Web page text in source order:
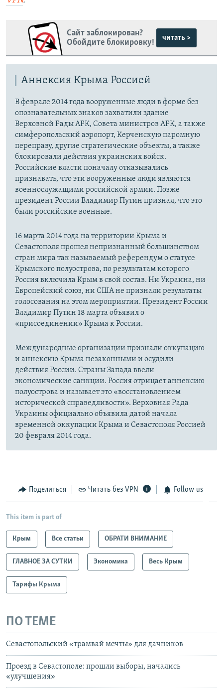
Сайт заблокирован?
Обойдите блокировку!
читать >
Аннексия Крыма Россией
В феврале 2014 года вооруженные люди в форме без
опознавательных знаков захватили здание
Верховной Рады АРК, Совета министров АРК, а также
симферопольский аэропорт, Керченскую паромную
переправу, другие стратегические объекты, а также
блокировали действия украинских войск.
Российские власти поначалу отказывались
признавать, что эти вооруженные люди являются
военнослужащими российской армии. Позже
президент России Владимир Путин признал, что это
были российские военные.
16 марта 2014 года на территории Крыма и
Севастополя прошел непризнанный большинством
стран мира так называемый референдум о статусе
Крымского полуострова, по результатам которого
Россия включила Крым в свой состав. Ни Украина, ни
Европейский союз, ни США не признали результаты
голосования на этом мероприятии. Президент России
Владимир Путин 18 марта объявил о
«присоединении» Крыма к России.
Международные организации признали оккупацию
и аннексию Крыма незаконными и осудили
действия России. Страны Запада ввели
экономические санкции. Россия отрицает аннексию
полуострова и называет это «восстановлением
исторической справедливости». Верховная Рада
Украины официально объявила датой начала
временной оккупации Крыма и Севастополя Россией
20 февраля 2014 года.
Поделиться Читать без VPN Follow us
This item is part of
Крым Все статьи ОБРАТИ ВНИМАНИЕ
ГЛАВНОЕ ЗА СУТКИ Экономика Весь Крым
Тарифы Крыма
ПО ТЕМЕ
Севастопольский «трамвай мечты» для дачников
Проезд в Севастополе: прошли выборы, начались
«улучшения»